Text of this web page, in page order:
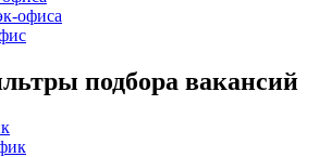
офиса
подбора вакансий